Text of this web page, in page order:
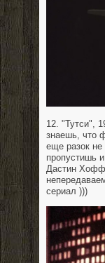
12. "Тутси",
знаешь, что
еще разок не
пропустишь
Дастин
сериал )))